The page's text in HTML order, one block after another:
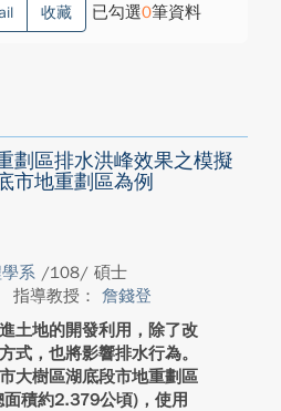
收藏 已勾選0筆資料
劃區排水洪峰效果之模擬
市地重劃區為例
系 /108/ 碩士
指導教授： 詹錢登
土地的開發利用，除了改
式，也將影響排水行為。
大樹區湖底段市地重劃區
積約2.379公頃)，使用